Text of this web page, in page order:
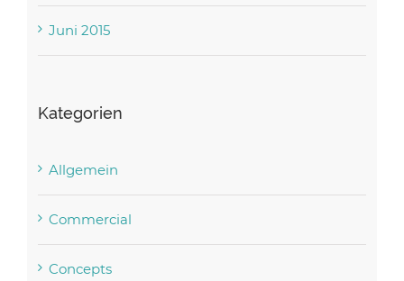
Juni 2015
Kategorien
Allgemein
Commercial
Concepts